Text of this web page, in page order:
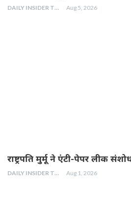
DAILY INSIDER TEAM Aug 5, 2026
राष्ट्रपति मुर्मू ने एंटी-पेपर लीक
DAILY INSIDER TEAM Aug 1, 2026